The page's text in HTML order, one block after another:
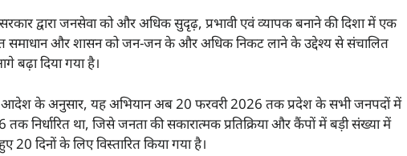
द्वारा जनसेवा को और अधिक सुदृढ़, प्रभावी एवं व्यापक बनाने की दिशा में एक
समाधान और शासन को जन-जन के और अधिक निकट लाने के उद्देश्य से संचालित
बढ़ा दिया गया है।
जारी आदेश के अनुसार, यह अभियान अब 20 फरवरी 2026 तक प्रदेश के सभी जनपदों में
निर्धारित था, जिसे जनता की सकारात्मक प्रतिक्रिया और कैंपों में बड़ी संख्या में
20 दिनों के लिए विस्तारित किया गया है।